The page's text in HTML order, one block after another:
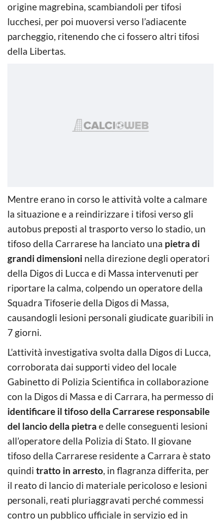
origine magrebina, scambiandoli per tifosi
lucchesi, per poi muoversi verso l’adiacente
parcheggio, ritenendo che ci fossero altri tifosi
della Libertas.
Mentre erano in corso le attività volte a calmare
la situazione e a reindirizzare i tifosi verso gli
autobus preposti al trasporto verso lo stadio, un
tifoso della Carrarese ha lanciato una pietra di
grandi dimensioni nella direzione degli operatori
della Digos di Lucca e di Massa intervenuti per
riportare la calma, colpendo un operatore della
Squadra Tifoserie della Digos di Massa,
causandogli lesioni personali giudicate guaribili in
7 giorni.
L’attività investigativa svolta dalla Digos di Lucca,
corroborata dai supporti video del locale
Gabinetto di Polizia Scientifica in collaborazione
con la Digos di Massa e di Carrara, ha permesso di
identificare il tifoso della Carrarese responsabile
del lancio della pietra e delle conseguenti lesioni
all’operatore della Polizia di Stato. Il giovane
tifoso della Carrarese residente a Carrara è stato
quindi tratto in arresto, in flagranza differita, per
il reato di lancio di materiale pericoloso e lesioni
personali, reati pluriaggravati perché commessi
contro un pubblico ufficiale in servizio ed in